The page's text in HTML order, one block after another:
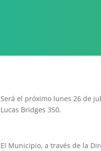
Será el próximo lunes 26 de
Lucas Bridges 350.
El Municipio, a través de la